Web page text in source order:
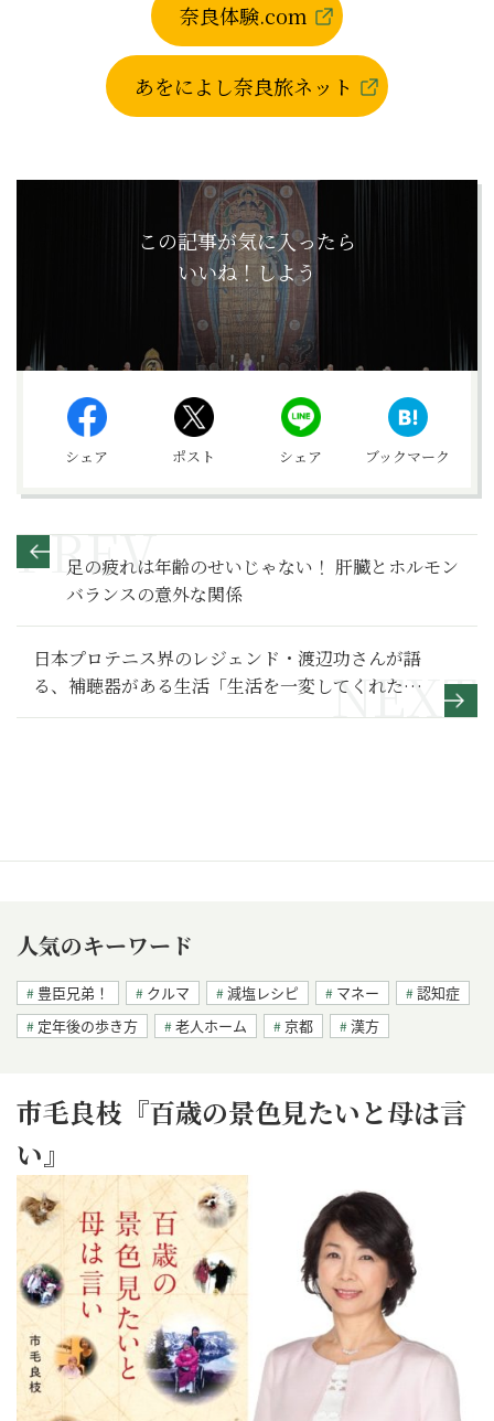
奈良体験.com
あをによし奈良旅ネット
この記事が気に入ったら
いいね！しよう
シェア ポスト シェア ブックマーク
足の疲れは年齢のせいじゃない！ 肝臓とホルモン
バランスの意外な関係
日本プロテニス界のレジェンド・渡辺功さんが語
る、補聴器がある生活「生活を一変してくれたフ
ォナックの補聴器は私にとって革命でした」
人気のキーワード
豊臣兄弟！ クルマ 減塩レシピ マネー
認知症
定年後の歩き方
老人ホーム 京都 漢方
市毛良枝『百歳の景色見たいと母は言
い』